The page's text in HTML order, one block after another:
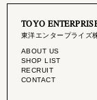
TOYO
東洋エンタープライズ
ABOUT US
SHOP LIST
RECRUIT
CONTACT